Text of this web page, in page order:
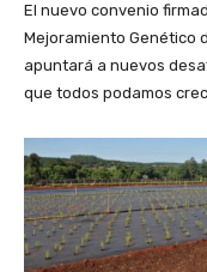
El nuevo convenio
Mejoramiento Genético
apuntará a nuevos
que todos podamos